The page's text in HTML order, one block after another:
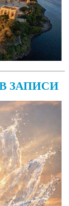
ЗАПИСИ